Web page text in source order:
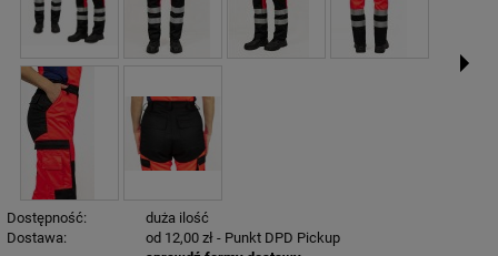
Dostępność:
duża ilość
Dostawa:
od 12,00 zł - Punkt DPD Pickup